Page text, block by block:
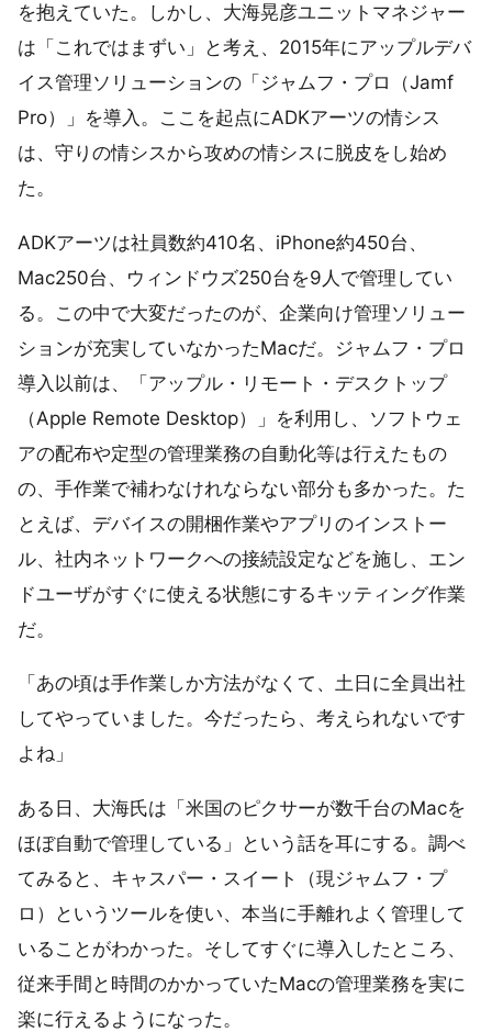
を抱えていた。しかし、大海晃彦ユニットマネジャー
は「これではまずい」と考え、2015年にアップルデバ
イス管理ソリューションの「ジャムフ・プロ（Jamf
Pro）」を導入。ここを起点にADKアーツの情シス
は、守りの情シスから攻めの情シスに脱皮をし始め
た。
ADKアーツは社員数約410名、iPhone約450台、
Mac250台、ウィンドウズ250台を9人で管理してい
る。この中で大変だったのが、企業向け管理ソリュー
ションが充実していなかったMacだ。ジャムフ・プロ
導入以前は、「アップル・リモート・デスクトップ
（Apple Remote Desktop）」を利用し、ソフトウェ
アの配布や定型の管理業務の自動化等は行えたもの
の、手作業で補わなけれならない部分も多かった。た
とえば、デバイスの開梱作業やアプリのインストー
ル、社内ネットワークへの接続設定などを施し、エン
ドユーザがすぐに使える状態にするキッティング作業
だ。
「あの頃は手作業しか方法がなくて、土日に全員出社
してやっていました。今だったら、考えられないです
よね」
ある日、大海氏は「米国のピクサーが数千台のMacを
ほぼ自動で管理している」という話を耳にする。調べ
てみると、キャスパー・スイート（現ジャムフ・プ
ロ）というツールを使い、本当に手離れよく管理して
いることがわかった。そしてすぐに導入したところ、
従来手間と時間のかかっていたMacの管理業務を実に
楽に行えるようになった。